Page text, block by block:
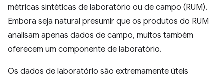
métricas sintéticas de laboratório ou de campo (RUM).
Embora seja natural presumir que os produtos do RUM
analisam apenas dados de campo, muitos também
oferecem um componente de laboratório.
Os dados de laboratório são extremamente úteis